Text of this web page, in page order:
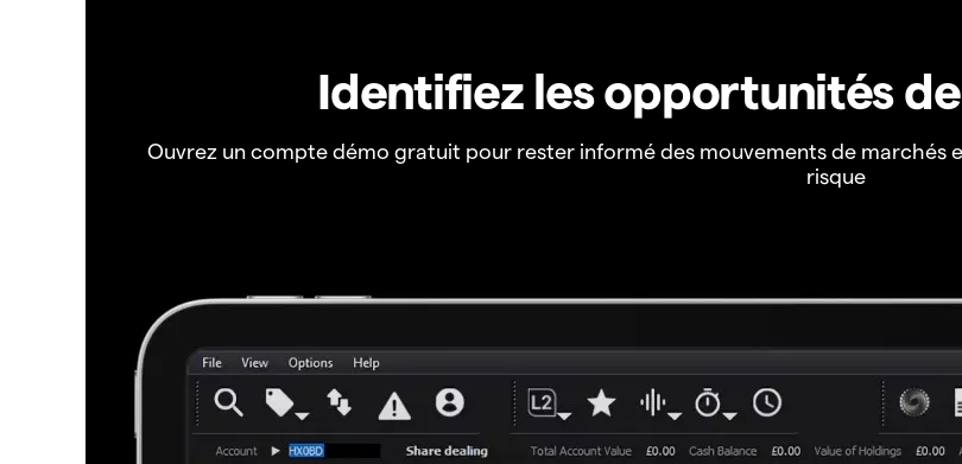
Identifiez les opportunités
Ouvrez un compte démo gratuit pour rester informé des mouvements de marchés
risque